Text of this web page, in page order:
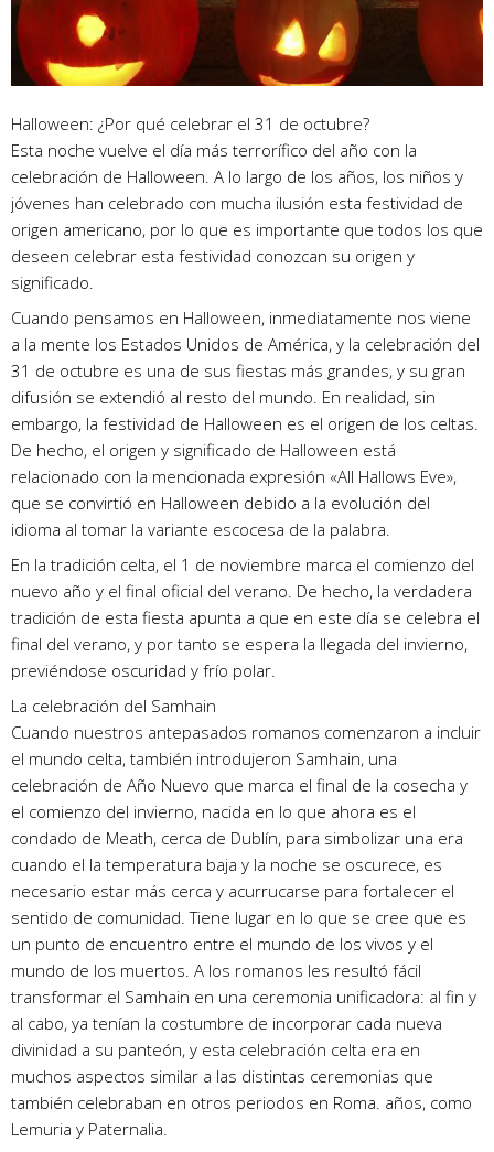
Halloween: ¿Por qué celebrar el 31 de octubre?
Esta noche vuelve el día más terrorífico del año con la
celebración de Halloween. A lo largo de los años, los niños y
jóvenes han celebrado con mucha ilusión esta festividad de
origen americano, por lo que es importante que todos los que
deseen celebrar esta festividad conozcan su origen y
significado.
Cuando pensamos en Halloween, inmediatamente nos viene
a la mente los Estados Unidos de América, y la celebración del
31 de octubre es una de sus fiestas más grandes, y su gran
difusión se extendió al resto del mundo. En realidad, sin
embargo, la festividad de Halloween es el origen de los celtas.
De hecho, el origen y significado de Halloween está
relacionado con la mencionada expresión «All Hallows Eve»,
que se convirtió en Halloween debido a la evolución del
idioma al tomar la variante escocesa de la palabra.
En la tradición celta, el 1 de noviembre marca el comienzo del
nuevo año y el final oficial del verano. De hecho, la verdadera
tradición de esta fiesta apunta a que en este día se celebra el
final del verano, y por tanto se espera la llegada del invierno,
previéndose oscuridad y frío polar.
La celebración del Samhain
Cuando nuestros antepasados ​​romanos comenzaron a incluir
el mundo celta, también introdujeron Samhain, una
celebración de Año Nuevo que marca el final de la cosecha y
el comienzo del invierno, nacida en lo que ahora es el
condado de Meath, cerca de Dublín, para simbolizar una era
cuando el la temperatura baja y la noche se oscurece, es
necesario estar más cerca y acurrucarse para fortalecer el
sentido de comunidad. Tiene lugar en lo que se cree que es
un punto de encuentro entre el mundo de los vivos y el
mundo de los muertos. A los romanos les resultó fácil
transformar el Samhain en una ceremonia unificadora: al fin y
al cabo, ya tenían la costumbre de incorporar cada nueva
divinidad a su panteón, y esta celebración celta era en
muchos aspectos similar a las distintas ceremonias que
también celebraban en otros periodos en Roma. años, como
Lemuria y Paternalia.